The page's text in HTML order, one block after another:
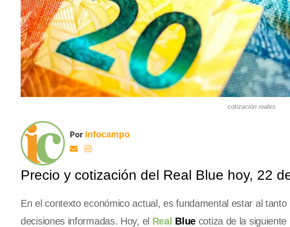
cotización reales
Por Infocampo
Precio y cotización del Real Blue hoy, 22
En el contexto económico actual, es fundamental estar al tanto
decisiones informadas. Hoy, el Real Blue cotiza de la siguiente